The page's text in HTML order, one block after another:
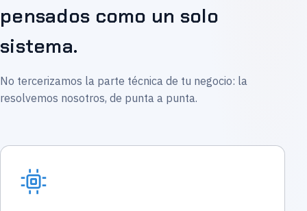
pensados como un solo
sistema.
No tercerizamos la parte técnica de tu negocio: la
resolvemos nosotros, de punta a punta.